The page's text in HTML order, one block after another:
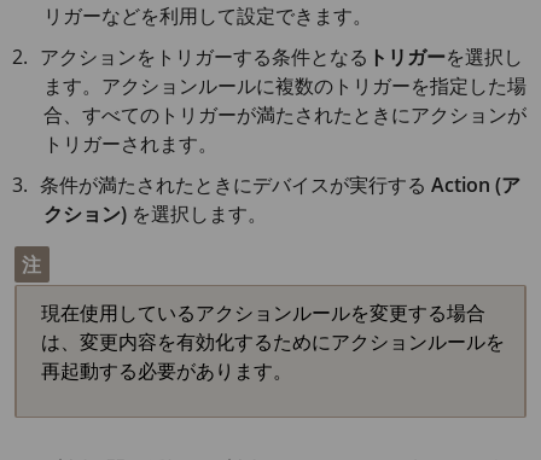
リガーなどを利用して設定できます。
アクションをトリガーする条件となる トリガーを選択し
ます。アクションルールに複数のトリガーを指定した場
合、すべてのトリガーが満たされたときにアクションが
トリガーされます。
条件が満たされたときにデバイスが実行するAction (ア
クション) を選択します。
注
現在使用しているアクションルールを変更する場合
は、変更内容を有効化するためにアクションルールを
再起動する必要があります。